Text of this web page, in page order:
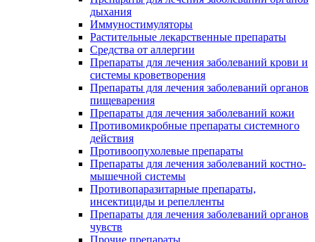
дыхания
Иммуностимуляторы
Растительные лекарственные препараты
Средства от аллергии
Препараты для лечения заболеваний крови и
системы кроветворения
Препараты для лечения заболеваний органов
пищеварения
Препараты для лечения заболеваний кожи
Противомикробные препараты системного
действия
Противоопухолевые препараты
Препараты для лечения заболеваний костно-
мышечной системы
Противопаразитарные препараты,
инсектициды и репелленты
Препараты для лечения заболеваний органов
чувств
Прочие препараты